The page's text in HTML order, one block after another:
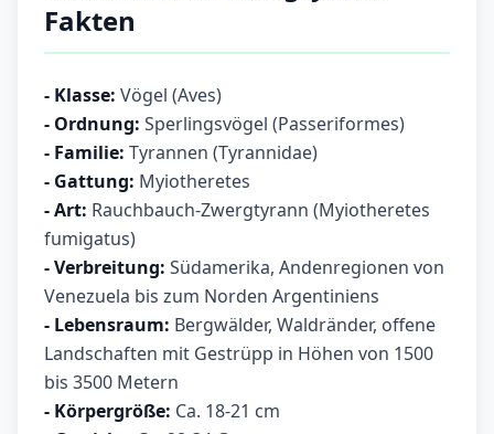
Fakten
- Klasse: Vögel (Aves)
- Ordnung: Sperlingsvögel (Passeriformes)
- Familie: Tyrannen (Tyrannidae)
- Gattung: Myiotheretes
- Art: Rauchbauch-Zwergtyrann (Myiotheretes
fumigatus)
- Verbreitung: Südamerika, Andenregionen von
Venezuela bis zum Norden Argentiniens
- Lebensraum: Bergwälder, Waldränder, offene
Landschaften mit Gestrüpp in Höhen von 1500
bis 3500 Metern
- Körpergröße: Ca. 18-21 cm